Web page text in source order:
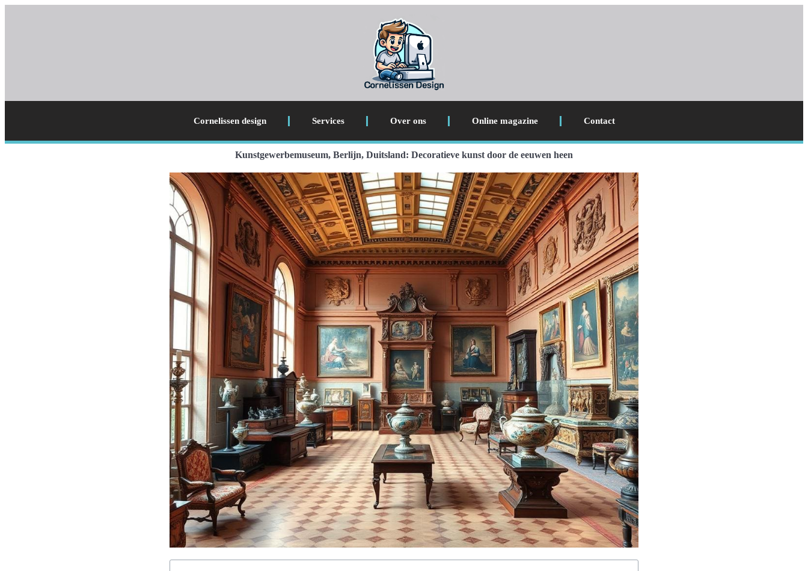
Cornelissen design Services Over ons Online magazine Contact
Kunstgewerbemuseum, Berlijn, Duitsland: Decoratieve kunst door de eeuwen heen